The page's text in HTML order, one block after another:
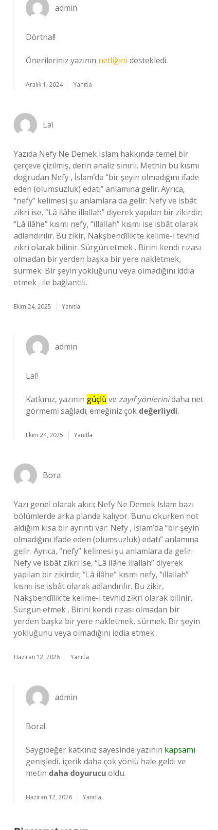
admin
Dörtnal!
Önerileriniz yazının netliğini destekledi.
Aralık 1, 2024 Yanıtla
Lal
Yazıda Nefy Ne Demek Islam hakkında temel bir
çerçeve çizilmiş, derin analiz sınırlı. Metnin bu kısmı
doğrudan Nefy , İslam’da “bir şeyin olmadığını ifade
eden (olumsuzluk) edatı” anlamına gelir. Ayrıca,
“nefy” kelimesi şu anlamlara da gelir: Nefy ve isbât
zikri ise, “Lâ ilâhe illallah” diyerek yapılan bir zikirdir;
“Lâ ilâhe” kısmı nefy, “illallah” kısmı ise isbât olarak
adlandırılır. Bu zikir, Nakşbendîlik’te kelime-i tevhid
zikri olarak bilinir. Sürgün etmek . Birini kendi rızası
olmadan bir yerden başka bir yere nakletmek,
sürmek. Bir şeyin yokluğunu veya olmadığını iddia
etmek . ile bağlantılı.
Ekim 24, 2025 Yanıtla
admin
Lal!
Katkınız, yazının güçlü ve zayıf yönlerinidaha net
görmemi sağladı; emeğiniz çok değerliydi.
Ekim 24, 2025 Yanıtla
Bora
Yazı genel olarak akıcı; Nefy Ne Demek Islam bazı
bölümlerde arka planda kalıyor. Bunu okurken not
aldığım kısa bir ayrıntı var: Nefy , İslam’da “bir şeyin
olmadığını ifade eden (olumsuzluk) edatı” anlamına
gelir. Ayrıca, “nefy” kelimesi şu anlamlara da gelir:
Nefy ve isbât zikri ise, “Lâ ilâhe illallah” diyerek
yapılan bir zikirdir; “Lâ ilâhe” kısmı nefy, “illallah”
kısmı ise isbât olarak adlandırılır. Bu zikir,
Nakşbendîlik’te kelime-i tevhid zikri olarak bilinir.
Sürgün etmek . Birini kendi rızası olmadan bir
yerden başka bir yere nakletmek, sürmek. Bir şeyin
yokluğunu veya olmadığını iddia etmek .
Haziran 12, 2026 Yanıtla
admin
Bora!
Saygıdeğer katkınız sayesinde yazının kapsamı
genişledi, içerik daha çok yönlü hale geldi ve
metin daha doyurucu oldu.
Haziran 12, 2026 Yanıtla